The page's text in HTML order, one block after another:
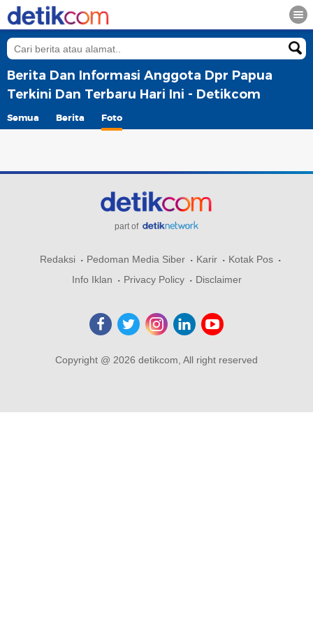
Berita Dan Informasi Anggota Dpr Papua
Terkini Dan Terbaru Hari Ini - Detikcom
Semua Berita Foto
part of
Redaksi Pedoman Media Siber Karir
Kotak Pos
Info Iklan
Privacy Policy Disclaimer
Copyright @ 2026 detikcom, All right reserved